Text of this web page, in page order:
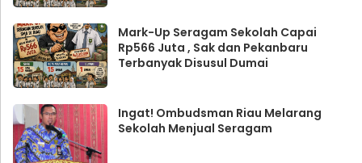
Mark-Up Seragam Sekolah Capai
Rp566 Juta , Sak dan Pekanbaru
Terbanyak Disusul Dumai
Ingat! Ombudsman Riau Melarang
Sekolah Menjual Seragam